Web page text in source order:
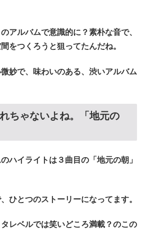
アルバムで意識的に？素朴な音で、
をつくろうと狙ってたんだね。
妙で、味わいのある、渋いアルバム
ちゃないよね。「地元の
ハイライトは３曲目の「地元の朝」
ひとつのストーリーになってます。
レベルでは笑いどころ満載？のこの